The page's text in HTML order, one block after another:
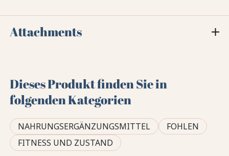
Attachments
Dieses Produkt finden Sie in
folgenden Kategorien
NAHRUNGSERGÄNZUNGSMITTEL
FOHLEN
FITNESS UND ZUSTAND